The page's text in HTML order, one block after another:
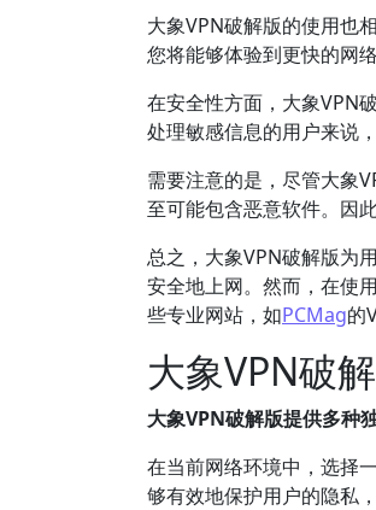
大象VPN破解版的使用也
您将能够体验到更快的网
在安全性方面，大象VPN
处理敏感信息的用户来说
需要注意的是，尽管大象
至可能包含恶意软件。因
总之，大象VPN破解版为
安全地上网。然而，在使
些专业网站，如PCMag的
大象VPN破
大象VPN破解版提供多种
在当前网络环境中，选择
够有效地保护用户的隐私